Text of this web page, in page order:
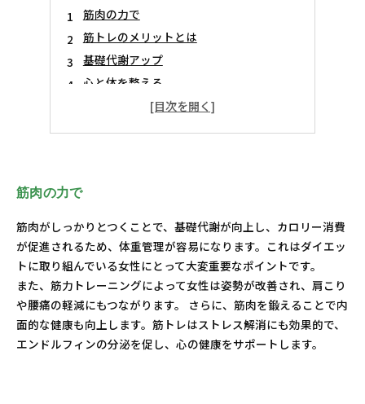
筋肉の力で
筋トレのメリットとは
基礎代謝アップ
心と体を整える
筋肉の力で
筋肉がしっかりとつくことで、基礎代謝が向上し、カロリー消費
が促進されるため、体重管理が容易になります。これはダイエッ
トに取り組んでいる女性にとって大変重要なポイントです。
また、筋力トレーニングによって女性は姿勢が改善され、肩こり
や腰痛の軽減にもつながります。 さらに、筋肉を鍛えることで内
面的な健康も向上します。筋トレはストレス解消にも効果的で、
エンドルフィンの分泌を促し、心の健康をサポートします。